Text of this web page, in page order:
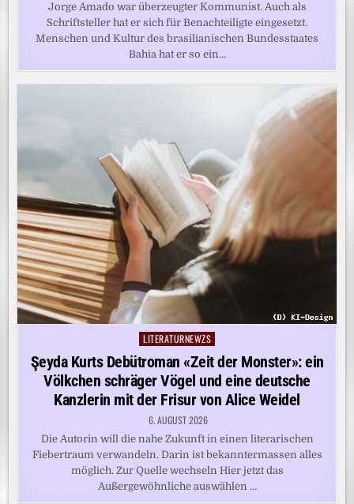
Jorge Amado war überzeugter Kommunist. Auch als
Schriftsteller hat er sich für Benachteiligte eingesetzt.
Menschen und Kultur des brasilianischen Bundesstaates
Bahia hat er so ein…
Posted
LITERATURNEWZS
Şeyda Kurts Debütroman «Zeit der Monster»: ein
Völkchen schräger Vögel und eine deutsche
Kanzlerin mit der Frisur von Alice Weidel
6. AUGUST 2026
Die Autorin will die nahe Zukunft in einen literarischen
Fiebertraum verwandeln. Darin ist bekanntermassen alles
möglich. Zur Quelle wechseln Hier jetzt das
Außergewöhnliche auswählen …